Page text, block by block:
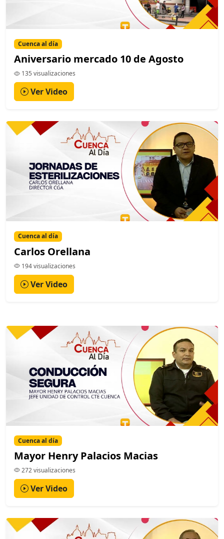
Cuenca al día
Aniversario mercado 10 de Agosto
135 visualizaciones
Ver Video
Cuenca al día
Carlos Orellana
194 visualizaciones
Ver Video
Cuenca al día
Mayor Henry Palacios Macias
272 visualizaciones
Ver Video